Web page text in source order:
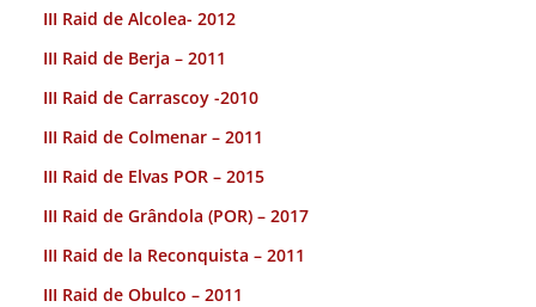
III Raid de Alcolea- 2012
III Raid de Berja – 2011
III Raid de Carrascoy -2010
III Raid de Colmenar – 2011
III Raid de Elvas POR – 2015
III Raid de Grândola (POR) – 2017
III Raid de la Reconquista – 2011
III Raid de Obulco – 2011